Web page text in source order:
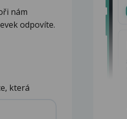
nám
odpovíte.
která